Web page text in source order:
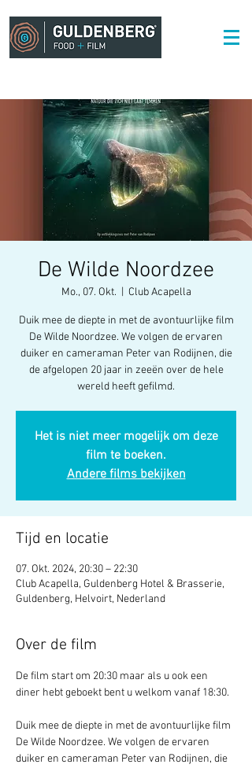
De Wilde Noordzee
Mo., 07. Okt. Club Acapella
Duik mee de diepte in met de avontuurlijke film
De Wilde Noordzee. We volgen de ervaren
duiker en cameraman Peter van Rodijnen, die
de afgelopen 20 jaar in zeeën over de hele
wereld heeft gefilmd.
Het is niet meer mogelijk om deze
film te boeken.
Andere films bekijken
Tijd en locatie
07. Okt. 2024, 20:30 – 22:30
Club Acapella, Guldenberg Hotel & Brasserie,
Guldenberg, Helvoirt, Nederland
Over de film
De film start om 20:30 maar als u ook een
diner hebt geboekt bent u welkom vanaf 18:30.
Duik mee de diepte in met de avontuurlijke film
De Wilde Noordzee. We volgen de ervaren
duiker en cameraman Peter van Rodijnen, die